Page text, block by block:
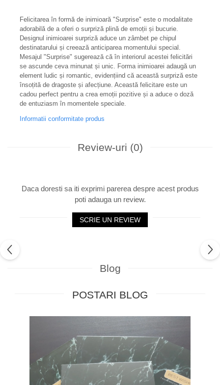
Felicitarea în formă de inimioară "Surprise" este o modalitate
adorabilă de a oferi o surpriză plină de emoții și bucurie.
Designul inimioarei surpriză aduce un zâmbet pe chipul
destinatarului și creează anticiparea momentului special.
Mesajul "Surprise" sugerează că în interiorul acestei felicitări
se ascunde ceva minunat și unic. Forma inimioarei adaugă un
element ludic și romantic, evidențiind că această surpriză este
însoțită de dragoste și afecțiune. Această felicitare este un
cadou perfect pentru a crea emoții pozitive și a aduce o doză
de entuziasm în momentele speciale.
Informatii conformitate produs
Review-uri (0)
Daca doresti sa iti exprimi parerea despre acest produs
poti adauga un review.
SCRIE UN REVIEW
Blog
POSTARI BLOG